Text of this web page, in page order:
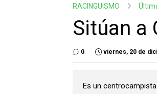
RACINGUISMO
Sitúan a
0 viernes, 20 de
Es un